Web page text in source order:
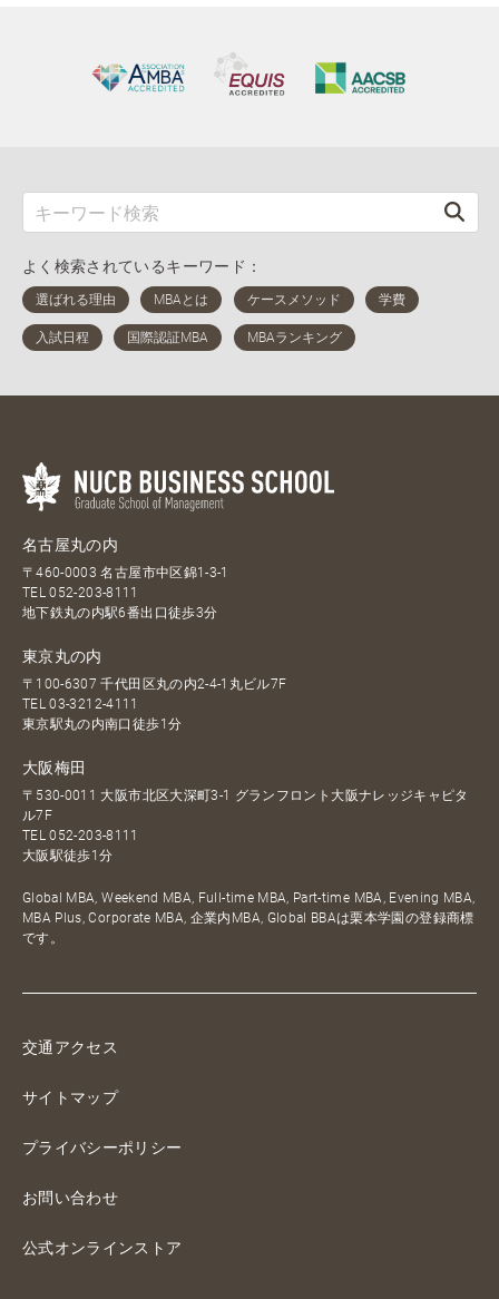
よく検索されているキーワード：
名古屋丸の内
〒460-0003 名古屋市中区錦1-3-1
TEL052-203-8111
地下鉄丸の内駅6番出口徒歩3分
東京丸の内
〒100-6307 千代田区丸の内2-4-1丸ビル7F
TEL03-3212-4111
東京駅丸の内南口徒歩1分
大阪梅田
〒530-0011 大阪市北区大深町3-1 グランフロント大阪ナレッジキャピタ
ル7F
TEL052-203-8111
大阪駅徒歩1分
Global MBA, Weekend MBA, Full-time MBA, Part-time MBA, Evening MBA,
MBA Plus, Corporate MBA, 企業内MBA, Global BBAは栗本学園の登録商標
です。
交通アクセス
サイトマップ
プライバシーポリシー
お問い合わせ
公式オンラインストア